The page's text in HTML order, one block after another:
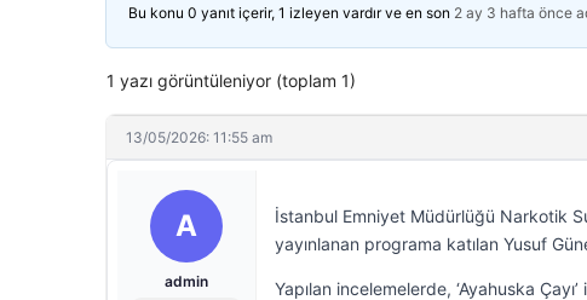
Bu konu 0 yanıt içerir, 1 izleyen vardır ve en son 2 ay 3 hafta önce
1 yazı görüntüleniyor (toplam 1)
13/05/2026: 11:55 am
A
admin
İstanbul Emniyet Müdürlüğü Narkotik
yayınlanan programa katılan Yusuf
Yapılan incelemelerde, ‘Ayahuska